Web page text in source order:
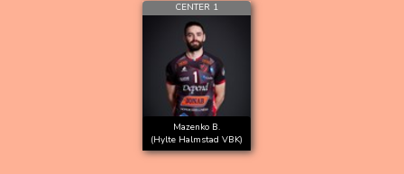
CENTER 1
Mazenko B.
(Hylte Halmstad VBK)